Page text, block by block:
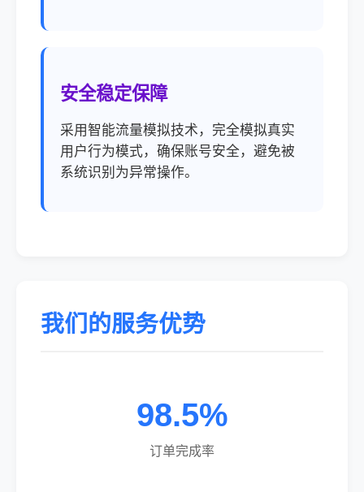
安全稳定保障
采用智能流量模拟技术，完全模拟真实
用户行为模式，确保账号安全，避免被
系统识别为异常操作。
我们的服务优势
98.5%
订单完成率